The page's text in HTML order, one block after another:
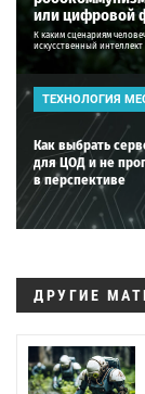
или цифровой
К каким сценариям
искусственный интеллект
ТЕХНОЛОГИЯ
Как выбрать
для ЦОД и не
в перспективе
ДРУГИЕ